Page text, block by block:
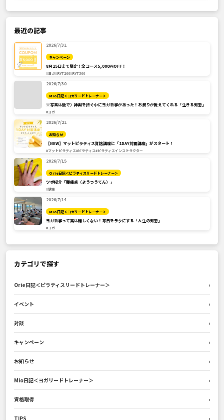
最近の記事
2026/7/31
キャンペーン
8月15日まで限定！全コース5,000円OFF！
#ヨガ#RYT200#RYT500
2026/7/30
Mio日記＜ヨガリードトレーナー＞
※写真は後で）神輿を担ぐ中にヨガ哲学があった！お祭りが教えてくれる「生きる知恵」
#ヨガ
2026/7/21
お知らせ
【NEW】マットピラティス資格講座に「1DAY対面講座」がスタート！
#マットピラティス#ピラティス#ピラティスインストラクター
2026/7/15
Orie日記＜ピラティスリードトレーナー＞
ツボ紹介「腰痛点（ようつうてん）」
#健康
2026/7/14
Mio日記＜ヨガリードトレーナー＞
ヨガ哲学って実は難しくない！毎日をラクにする「人生の知恵」
#ヨガ
カテゴリで探す
Orie日記＜ピラティスリードトレーナー＞ ›
イベント ›
対談 ›
キャンペーン ›
お知らせ ›
Mio日記＜ヨガリードトレーナー＞ ›
資格取得 ›
TIPS ›